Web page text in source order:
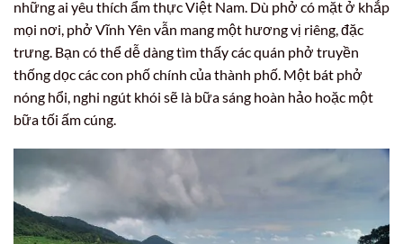
những ai yêu thích ẩm thực Việt Nam. Dù phở có mặt ở khắp
mọi nơi, phở Vĩnh Yên vẫn mang một hương vị riêng, đặc
trưng. Bạn có thể dễ dàng tìm thấy các quán phở truyền
thống dọc các con phố chính của thành phố. Một bát phở
nóng hổi, nghi ngút khói sẽ là bữa sáng hoàn hảo hoặc một
bữa tối ấm cúng.